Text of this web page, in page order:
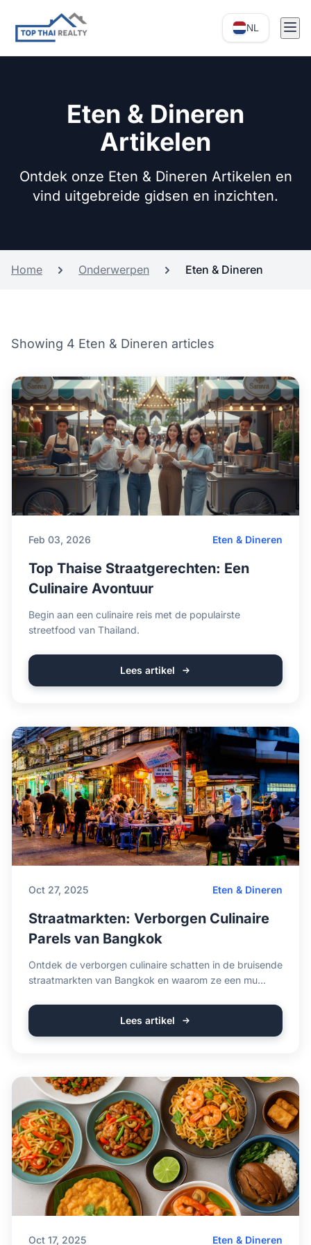
NL
Eten & Dineren
Artikelen
Ontdek onze Eten & Dineren Artikelen en
vind uitgebreide gidsen en inzichten.
Home Onderwerpen Eten & Dineren
Showing 4 Eten & Dineren articles
Feb 03, 2026 Eten & Dineren
Top Thaise Straatgerechten: Een
Culinaire Avontuur
Begin aan een culinaire reis met de populairste
streetfood van Thailand.
Lees artikel
Oct 27, 2025 Eten & Dineren
Straatmarkten: Verborgen Culinaire
Parels van Bangkok
Ontdek de verborgen culinaire schatten in de bruisende
straatmarkten van Bangkok en waarom ze een mu...
Lees artikel
Oct 17, 2025 Eten & Dineren